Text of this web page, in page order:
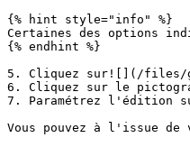
{% hint style="info" %}
Certaines des options
{% endhint %}
5. Cliquez sur![](/files/
6. Cliquez sur le
7. Paramétrez l'édition
Vous pouvez à l'issue de